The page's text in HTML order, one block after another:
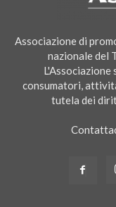
Associazione di
nazionale del
consumatori,
tutela dei